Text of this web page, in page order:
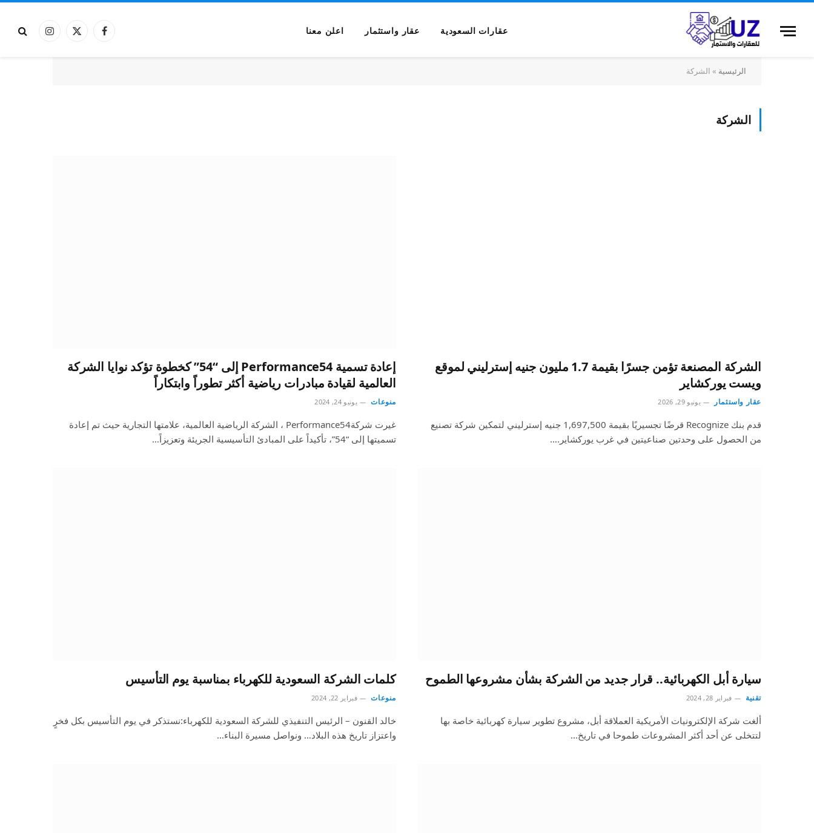
عقارات السعودية عقار واستثمار اعلن معنا فيسبوكX
الانستغرام
الرئيسية » الشركة
الشركة
الشركة المصنعة تؤمن جسرًا بقيمة 1.7 مليون جنيه إسترليني لموقع
ويست يوركشاير
عقار واستثمار يونيو 29, 2026
قدم بنك Recognize قرضًا تجسيريًا بقيمة 1,697,500 جنيه إسترليني لتمكين شركة تصنيع
من الحصول على وحدتين صناعيتين في غرب يوركشاير.…
إعادة تسمية Performance54 إلى “54” كخطوة تؤكد نوايا الشركة
العالمية لقيادة مبادرات رياضية أكثر تطوراً وابتكاراً
منوعات يونيو 24, 2024
غيرت شركةPerformance54 ، الشركة الرياضية العالمية، علامتها التجارية حيث تم إعادة
تسميتها إلى “54”، تأكيداً على المبادئ التأسيسية الجريئة وتعزيزاً…
سيارة أبل الكهربائية.. قرار جديد من الشركة بشأن مشروعها الطموح
تقنية فبراير 28, 2024
ألغت شركة الإلكترونيات الأمريكية العملاقة أبل، مشروع تطوير سيارة كهربائية خاصة بها
لتتخلى عن أحد أكثر المشروعات طموحا في تاريخ…
كلمات الشركة السعودية للكهرباء بمناسبة يوم التأسيس
منوعات فبراير 22, 2024
خالد القنون – الرئيس التنفيذي للشركة السعودية للكهرباء:نستذكر في يوم التأسيس بكل فخرٍ
واعتزاز تاريخ هذه البلاد… ونواصل مسيرة البناء…